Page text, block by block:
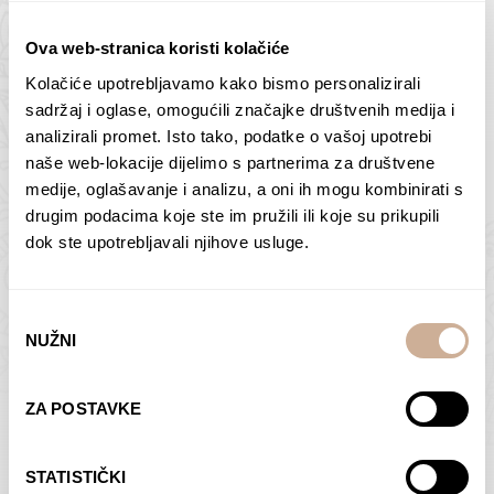
Ova web-stranica koristi kolačiće
Kolačiće upotrebljavamo kako bismo personalizirali
sadržaj i oglase, omogućili značajke društvenih medija i
analizirali promet. Isto tako, podatke o vašoj upotrebi
naše web-lokacije dijelimo s partnerima za društvene
medije, oglašavanje i analizu, a oni ih mogu kombinirati s
drugim podacima koje ste im pružili ili koje su prikupili
dok ste upotrebljavali njihove usluge.
pristanka
NUŽNI
ZA POSTAVKE
STATISTIČKI
Butan – ljudi 2
75,00€ – 138,00€Raspon
cijena:
od
75,00 €
do
ODABERI OPCIJE
Antarktika – krajolik
2
75,00€ – 138,00€Raspon
cijena:
ODABERI OPCIJE
Moreškanti – sjena
€Raspon
cijena: